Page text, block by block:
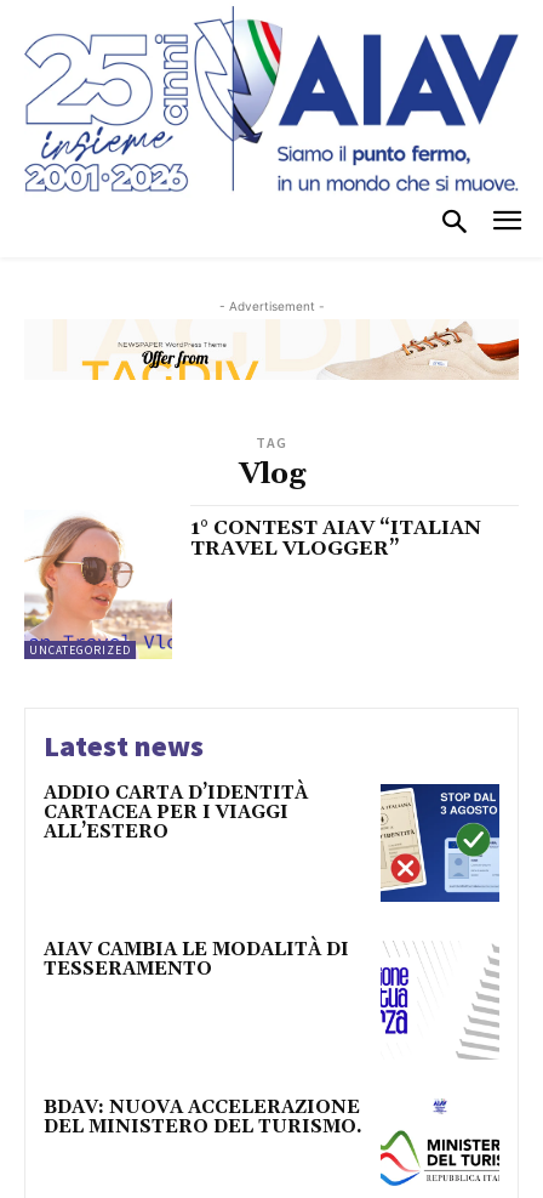
- Advertisement -
TAG
Vlog
UNCATEGORIZED
1° CONTEST AIAV “ITALIAN
TRAVEL VLOGGER”
Latest news
ADDIO CARTA D’IDENTITÀ
CARTACEA PER I VIAGGI
ALL’ESTERO
AIAV CAMBIA LE MODALITÀ DI
TESSERAMENTO
BDAV: NUOVA ACCELERAZIONE
DEL MINISTERO DEL TURISMO.